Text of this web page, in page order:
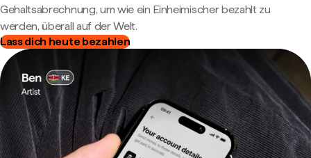
Gehaltsabrechnung, um wie ein Einheimischer bezahlt zu
werden, überall auf der Welt.
Lass dich heute bezahlen